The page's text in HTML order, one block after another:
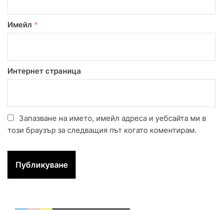
Имейл *
Интернет страница
Запазване на името, имейл адреса и уебсайта ми в
този браузър за следващия път когато коментирам.